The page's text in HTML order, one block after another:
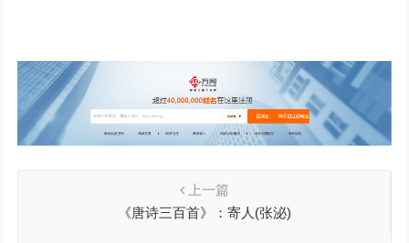
上一篇
《唐诗三百首》：寄人(张泌)